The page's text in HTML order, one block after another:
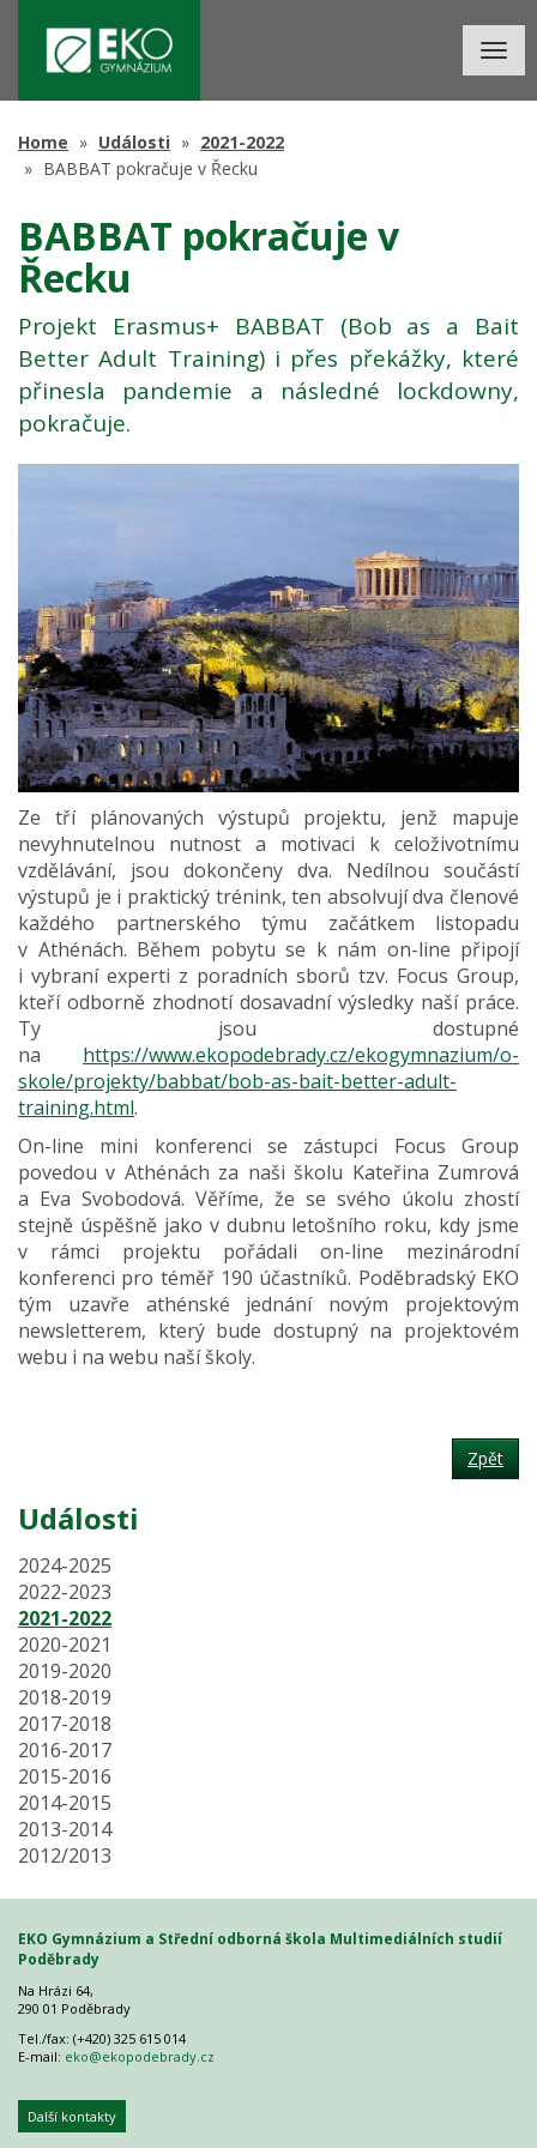
Home Události
2021-2022
BABBAT pokračuje v Řecku
BABBAT pokračuje v
Řecku
Projekt Erasmus+ BABBAT (Bob as a Bait
Better Adult Training) i přes překážky, které
přinesla pandemie a následné lockdowny,
pokračuje.
Ze tří plánovaných výstupů projektu, jenž mapuje
nevyhnutelnou nutnost a motivaci k celoživotnímu
vzdělávání, jsou dokončeny dva. Nedílnou součástí
výstupů je i praktický trénink, ten absolvují dva členové
každého partnerského týmu začátkem listopadu
v Athénách. Během pobytu se k nám on-line připojí
i vybraní experti z poradních sborů tzv. Focus Group,
kteří odborně zhodnotí dosavadní výsledky naší práce.
Ty jsou dostupné
na https://www.ekopodebrady.cz/ekogymnazium/o-
skole/projekty/babbat/bob-as-bait-better-adult-
training.html.
On-line mini konferenci se zástupci Focus Group
povedou v Athénách za naši školu Kateřina Zumrová
a Eva Svobodová. Věříme, že se svého úkolu zhostí
stejně úspěšně jako v dubnu letošního roku, kdy jsme
v rámci projektu pořádali on-line mezinárodní
konferenci pro téměř 190 účastníků. Poděbradský EKO
tým uzavře athénské jednání novým projektovým
newsletterem, který bude dostupný na projektovém
webu i na webu naší školy.
Zpět
Události
2024-2025
2022-2023
2021-2022
2020-2021
2019-2020
2018-2019
2017-2018
2016-2017
2015-2016
2014-2015
2013-2014
2012/2013
EKO Gymnázium a Střední odborná škola Multimediálních studií
Poděbrady
Na Hrázi 64,
290 01 Poděbrady
Tel./fax: (+420) 325 615 014
E-mail: eko@ekopodebrady.cz
Další kontakty